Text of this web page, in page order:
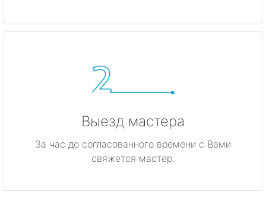
Выезд мастера
За час до согласованного времени с Вами
свяжется мастер.